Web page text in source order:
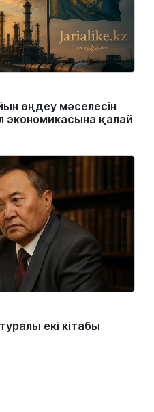
өңдеу мәселесін
экономикасына қалай
екі кітабы